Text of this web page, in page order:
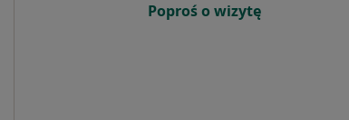
Poproś o wizytę